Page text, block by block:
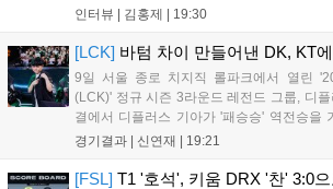
가 강하지만, 내가 할 것만 잘하면 충분히 승
인터뷰 | 김홍제 | 19:30
[LCK] 바텀 차이 만들어낸 DK, KT
9일 서울 종로 치지직 롤파크에서 열린
(LCK)' 정규 시즌 3라운드 레전드 그룹, 디
결에서 디플러스 기아가 '패승승' 역전승을
현석의 메이킹과 '쇼메이커' 허수의 캐리력
경기결과 | 신연재 | 19:21
[FSL] T1 '호석', 키움 DRX '찬' 3:0